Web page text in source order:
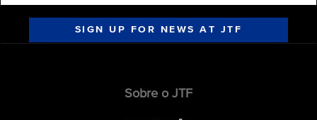
SIGN UP FOR NEWS AT JTF
Sobre o JTF